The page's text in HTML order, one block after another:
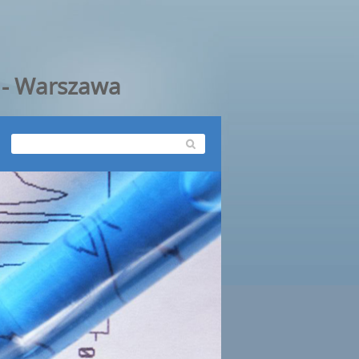
Warszawa